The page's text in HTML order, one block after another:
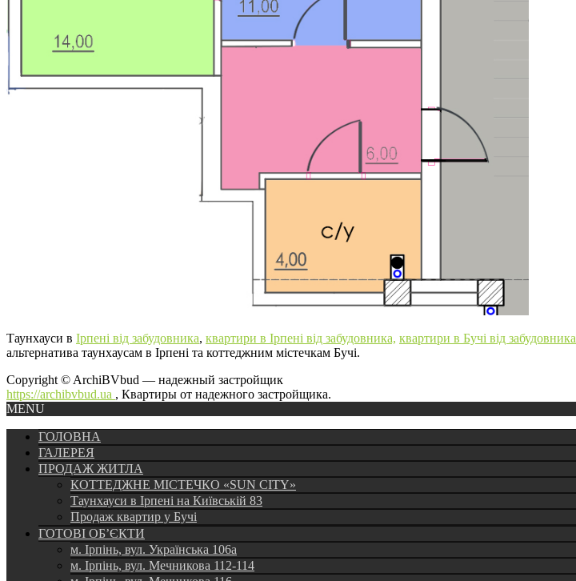
Таунхауси в Ірпені від забудовника, квартири в Ірпені від забудовника, квартири в Бучі від забудовника
альтернатива таунхаусам в Ірпені та коттеджним містечкам Бучі.
Copyright © ArchiBVbud — надежный застройщик
https://archibvbud.ua , Квартиры от надежного застройщика.
MENU
ГОЛОВНА
ГАЛЕРЕЯ
ПРОДАЖ ЖИТЛА
КОТТЕДЖНЕ МІСТЕЧКО «SUN CITY»
Таунхауси в Ірпені на Київській 83
Продаж квартир у Бучі
ГОТОВІ ОБ’ЄКТИ
м. Ірпінь, вул. Українська 106а
м. Ірпінь, вул. Мечникова 112-114